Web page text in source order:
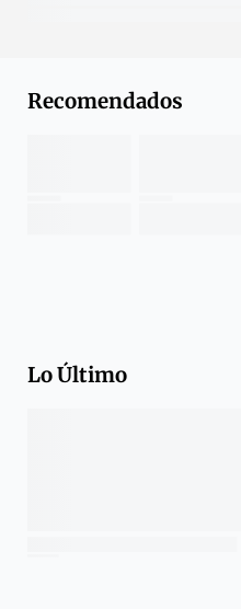
Recomendados
Lo Último